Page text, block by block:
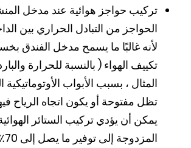
تركيب حواجز هوائية عند مدخل المنشأة:
الحواجز من التبادل الحراري بين الداخل
لأنه غالبًا ما يسمح مدخل الفندق بخسائر
تكييف الهواء ( بالنسبة للحرارة والباردة)
المثال ، بسبب الأبواب الأوتوماتيكية
تظل مفتوحة أو يكون اتجاه الرياح فيها
يمكن أن يؤدي تركيب الستائر الهوائية أو
المزدوجة إلى توفير